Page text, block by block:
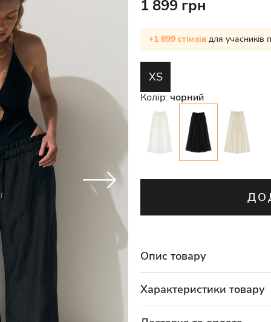
1 899 грн
+1 899 стімзів для учасників
XS
Колір: чорний
Опис товару
Характеристики товару